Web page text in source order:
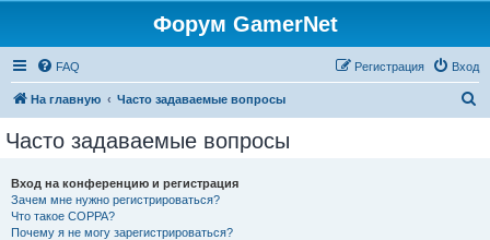
Форум GamerNet
FAQ Вход
Регистрация
На главную Часто задаваемые вопросы
Часто задаваемые вопросы
Вход на конференцию и регистрация
Зачем мне нужно регистрироваться?
Что такое COPPA?
Почему я не могу зарегистрироваться?